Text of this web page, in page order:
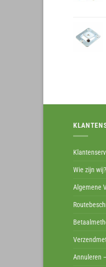
Wie zijn wij?
Algemene
Annuleren